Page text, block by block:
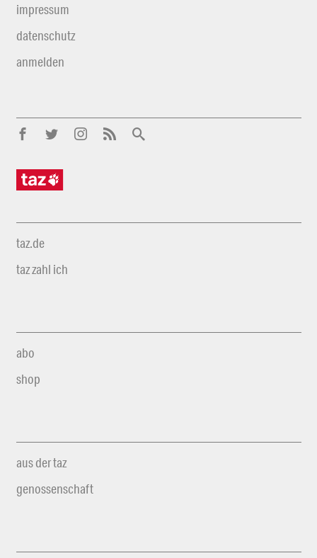
impressum
datenschutz
anmelden
taz.de
taz zahl ich
abo
shop
aus der taz
genossenschaft